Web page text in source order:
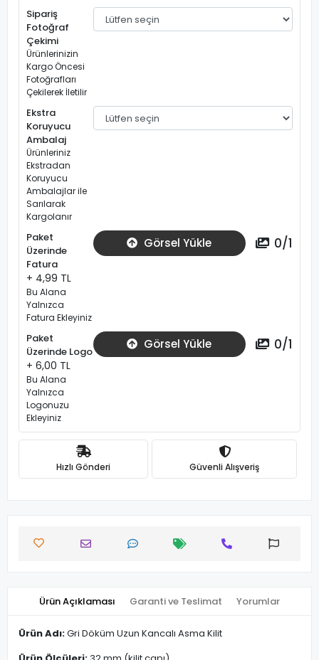
Sipariş
Fotoğraf
Çekimi
Ürünlerinizin
Kargo Öncesi
Fotoğrafları
Çekilerek İletilir
Ekstra
Koruyucu
Ambalaj
Ürünleriniz
Ekstradan
Koruyucu
Ambalajlar ile
Sarılarak
Kargolanır
Paket
Üzerinde
Fatura
+ 4,99 TL
Bu Alana
Yalnızca
Fatura Ekleyiniz
Görsel Yükle 0/1
Paket
Üzerinde Logo
+ 6,00 TL
Bu Alana
Yalnızca
Logonuzu
Ekleyiniz
Görsel Yükle 0/1
Hızlı Gönderi Güvenli Alışveriş
Ürün Açıklaması Garanti ve Teslimat Yorumlar
Ürün Adı:Gri Döküm Uzun Kancalı Asma Kilit